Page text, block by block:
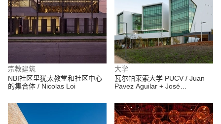
宗教建筑
NBI社区里犹太教堂和社区中心
的集合体 / Nicolas Loi
大学
瓦尔帕莱索大学 PUCV / Juan
Pavez Aguilar + José